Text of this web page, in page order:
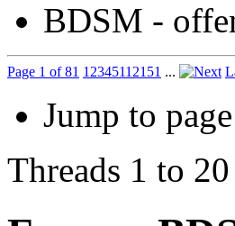
BDSM -
Page 1 of 81 1 234511 21 51 ...
Jump to
Threads 1 to